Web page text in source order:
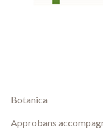
Botanica
Approbans